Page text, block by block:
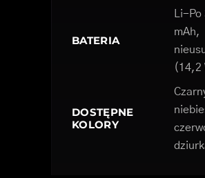
BATERIA
Li-
mAh,
(14,2
DOSTĘPNE
KOLORY